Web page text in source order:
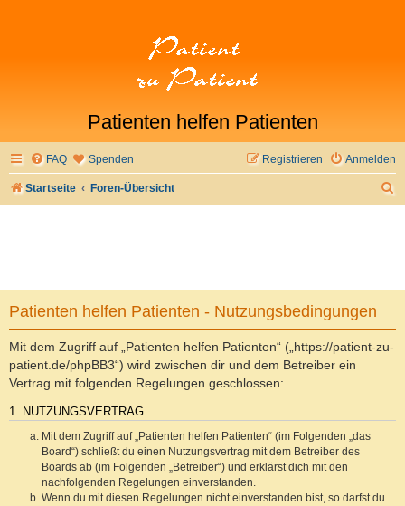
Patienten helfen Patienten
FAQ Spenden Anmelden
Registrieren
Startseite Foren-Übersicht
Patienten helfen Patienten - Nutzungsbedingungen
Mit dem Zugriff auf „Patienten helfen Patienten“ („https://patient-zu-
patient.de/phpBB3“) wird zwischen dir und dem Betreiber ein
Vertrag mit folgenden Regelungen geschlossen:
1. NUTZUNGSVERTRAG
Mit dem Zugriff auf „Patienten helfen Patienten“ (im Folgenden „das
Board“) schließt du einen Nutzungsvertrag mit dem Betreiber des
Boards ab (im Folgenden „Betreiber“) und erklärst dich mit den
nachfolgenden Regelungen einverstanden.
Wenn du mit diesen Regelungen nicht einverstanden bist, so darfst du